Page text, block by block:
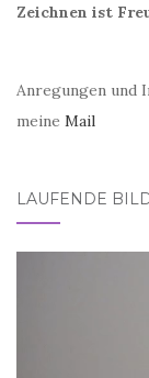
Zeichnen ist
Anregungen und
meine Mail
LAUFENDE